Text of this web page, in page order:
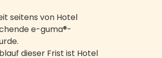
seitens von Hotel
e-guma®-
dieser Frist ist Hotel